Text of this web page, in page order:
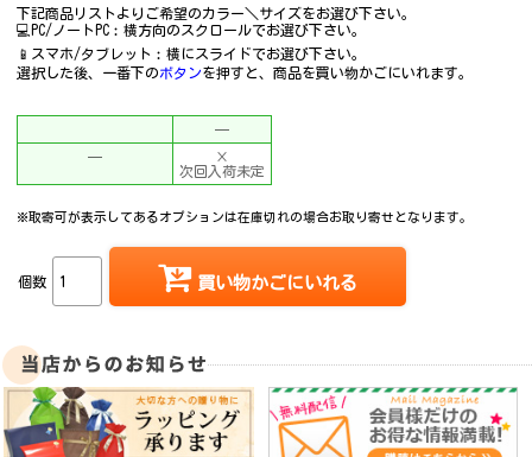
下記商品リストよりご希望のカラー＼サイズをお選び下さい。
💻PC/ノートPC︰横方向のスクロールでお選び下さい。
📱スマホ/タブレット︰横にスライドでお選び下さい。
選択した後、一番下のボタンを押すと、商品を買い物かごにいれます。
─
─
×
次回入荷未定
※取寄可が表示してあるオプションは在庫切れの場合お取り寄せとなります。
個数 買い物かごにいれる